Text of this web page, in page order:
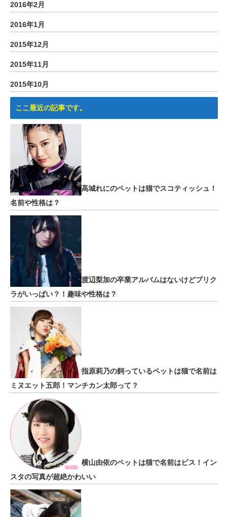
2016年2月
2016年1月
2015年12月
2015年11月
2015年10月
ここ最近の記事です。
高城れにのペットは猫でスコティッシュ！
名前や性格は？
渡辺梨加の卒業アルバムはないけどプリク
ラがいっぱい？！趣味や性格は？
指原莉乃の飼っているペットは猫で名前は
ミヌエット五郎！マンチカン太郎って？
横山由依のペットは猫で名前はビス！イン
スタの写真が超絶かわいい